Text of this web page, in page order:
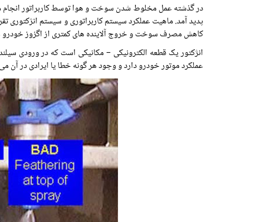
در گذشته عمل مخلوط شدن سوخت و هوا توسط کاربراتور
پدید آمد. ماهیت عملکرد سیستم کاربراتوری و سیستم انژکتوری
کاهش مصرف سوخت و خروج آلاینده های کمتری از اگزوز
انژکتور یک قطعه الکترونیکی – مکانیکی است که در ورودی
عملکرد موتور خودرو دارد و وجود هر گونه خطا یا ایرادی در